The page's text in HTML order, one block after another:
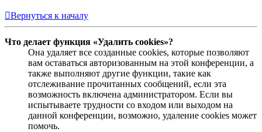
Вернуться к началу
Что делает функция «Удалить cookies»?
Она удаляет все созданные cookies, которые позволяют
вам оставаться авторизованным на этой конференции, а
также выполняют другие функции, такие как
отслеживание прочитанных сообщений, если эта
возможность включена администратором. Если вы
испытываете трудности со входом или выходом на
данной конференции, возможно, удаление cookies может
помочь.